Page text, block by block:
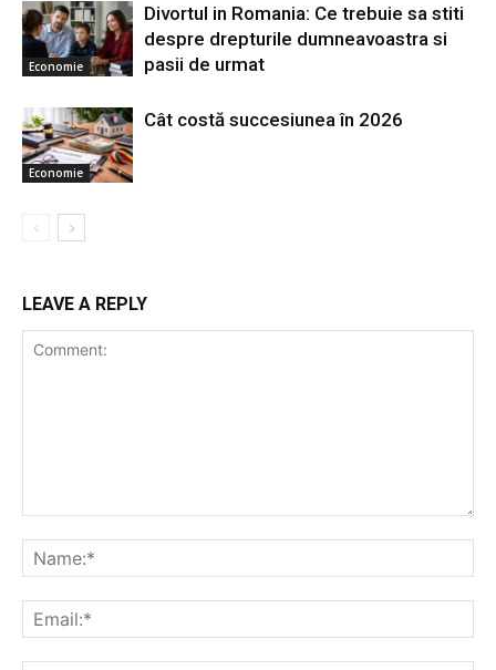
Economie
Divortul in Romania: Ce trebuie sa stiti
despre drepturile dumneavoastra si
pasii de urmat
Economie
Cât costă succesiunea în 2026
LEAVE A REPLY